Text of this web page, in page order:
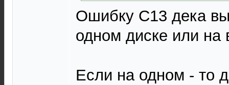
Ошибку С13 дека
одном диске или на
Если на одном - то